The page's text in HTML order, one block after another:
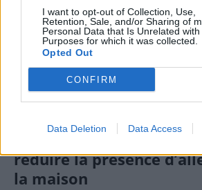
I want to opt-out of Collection, Use,
Retention, Sale, and/or Sharing of
Personal Data that Is Unrelated
Purposes for which it was collected.
Opted Out
CONFIRM
Data Deletion Data Access
Après le lavage, sécher le linge à
en évitant l’humidité, ou utiliser un
haute température pour éliminer
d’allergènes. Stocker le linge
propre, sec, et fermé pour éviter la
ultérieure.
Conseils
réduire la présence
la maison